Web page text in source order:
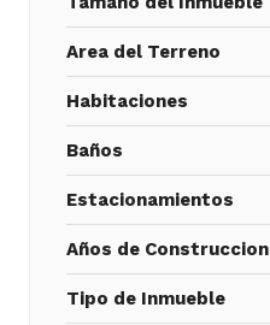
Area del Terreno
Habitaciones
Baños
Estacionamientos
Años de Construccion
Tipo de Inmueble